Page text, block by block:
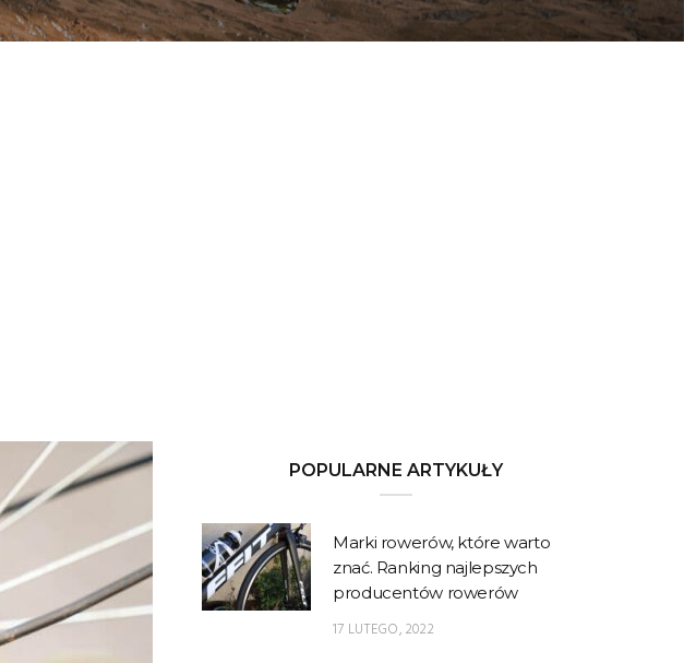
POPULARNE ARTYKUŁY
Marki rowerów, które warto
znać. Ranking najlepszych
producentów rowerów
17 LUTEGO, 2022